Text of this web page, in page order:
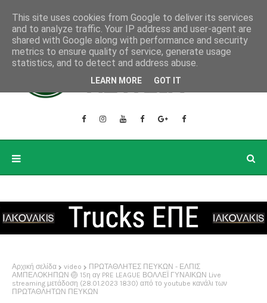
Αρχική σελίδα video
ΠΡΩΤΑΘΛΗΤΕΣ ΠΕΥΚΩΝ - ΕΛΠΙΣ
ΑΜΠΕΛΟΚΗΠΩΝ 🏐 15η αγ PRE LEAGUE ΒΟΛΛΕΪ ΓΥΝΑΙΚΩΝ Live
streaming μετάδοση (28.01.2023 1830) από το youtube κανάλι των
ΠΡΩΤΑΘΛΗΤΩΝ ΠΕΥΚΩΝ
This site uses cookies from Google to deliver its services
and to analyze traffic. Your IP address and user-agent are
shared with Google along with performance and security
metrics to ensure quality of service, generate usage
statistics, and to detect and address abuse.
LEARN MORE GOT IT